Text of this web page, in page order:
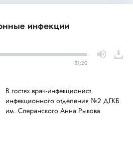
инфекции
51:20
В гостях врач-инфекционист
инфекционного отделения №2 ДГКБ
им. Сперанского Анна Рыкова